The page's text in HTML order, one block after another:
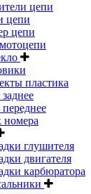
цепи
цепи
цепи
пластика
глушителя
двигателя
карбюратора